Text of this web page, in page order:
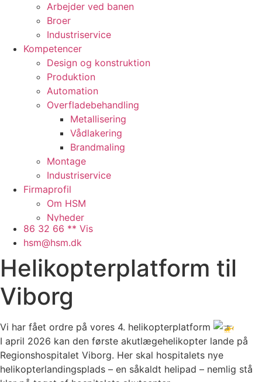
Arbejder ved banen
Broer
Industriservice
Kompetencer
Design og konstruktion
Produktion
Automation
Overfladebehandling
Metallisering
Vådlakering
Brandmaling
Montage
Industriservice
Firmaprofil
Om HSM
Nyheder
Presse
Arbejdspladsen
Faciliteter
Samarbejdspartnere
QHSE
Kontakt
86 32 66 ** Vis
hsm@hsm.dk
Helikopterplatform til
Viborg
Vi har fået ordre på vores 4. helikopterplatform
I april 2026 kan den første akutlægehelikopter lande på
Regionshospitalet Viborg. Her skal hospitalets nye
helikopterlandingsplads – en såkaldt helipad – nemlig stå